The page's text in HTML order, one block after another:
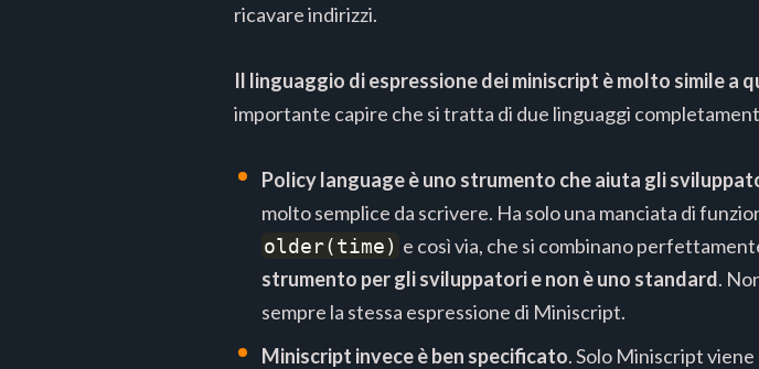
ricavare indirizzi.
Il linguaggio di espressione dei miniscript è molto simile a
importante capire che si tratta di due linguaggi
Policy language è uno strumento che aiuta gli
molto semplice da scrivere. Ha solo una manciata di
older(time) e così via, che si combinano
strumento per gli sviluppatori e non è uno standard.
sempre la stessa espressione di Miniscript.
Miniscript invece è ben specificato. Solo Miniscript